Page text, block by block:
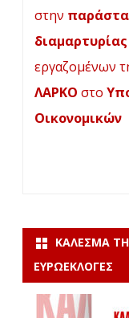
άρθρων
στην
διαμαρτυρίας
εργαζομένων
ΛΑΡΚΟ στο
Οικονομικών
ΚΆΛΕΣΜΑ
ΕΥΡΩΕΚΛΟΓΈΣ